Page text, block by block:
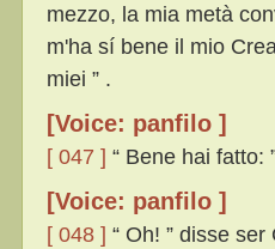
mezzo, la mia metà
m'ha sí bene il mio
miei ” .
[Voice: panfilo ]
[ 047 ] “ Bene hai fatto:
[Voice: panfilo ]
[ 048 ] “ Oh! ” disse